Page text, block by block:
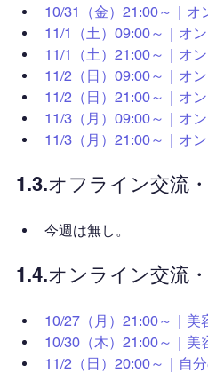
10/31（金）21:00～｜オ
11/1（土）09:00～｜オ
11/1（土）21:00～｜オ
11/2（日）09:00～｜オ
11/2（日）21:00～｜オ
11/3（月）09:00～｜オ
11/3（月）21:00～｜オ
1.3.オフライン交流
今週は無し。
1.4.オンライン交流
10/27（月）21:00～｜美
10/30（木）21:00～｜美
11/2（日）20:00～｜自